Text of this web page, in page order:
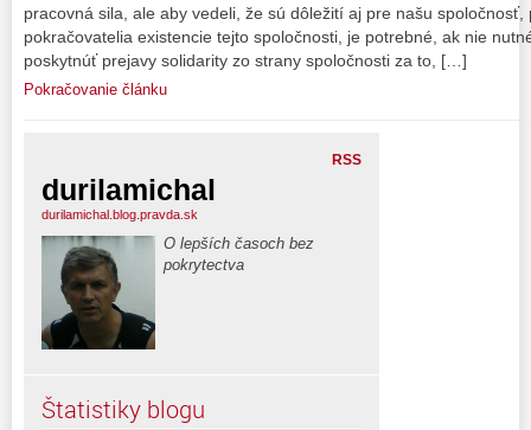
pracovná sila, ale aby vedeli, že sú dôležití aj pre našu
pokračovatelia existencie tejto spoločnosti, je potrebné, ak nie
poskytnúť prejavy solidarity zo strany spoločnosti za to, […]
Pokračovanie článku
RSS
durilamichal
durilamichal.blog.pravda.sk
O lepších časoch bez
pokrytectva
Štatistiky blogu